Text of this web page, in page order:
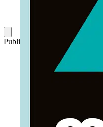
Publicado: 2 de junio de 2005